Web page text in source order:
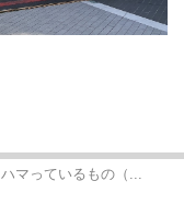
ハマっているもの（...